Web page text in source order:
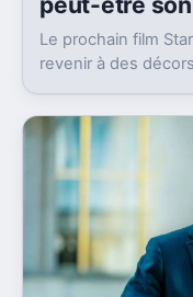
Le prochain film
revenir à des